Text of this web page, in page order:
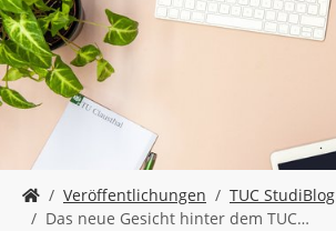
h
a
l
t
s
i
i
Veröffentlichungen
TUC StudiBlog
Das neue Gesicht hinter dem TUC…